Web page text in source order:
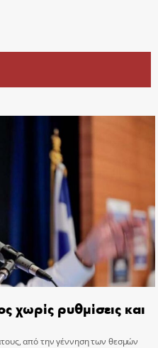
χωρίς ρυθμίσεις και
από την γέννηση των θεσμών